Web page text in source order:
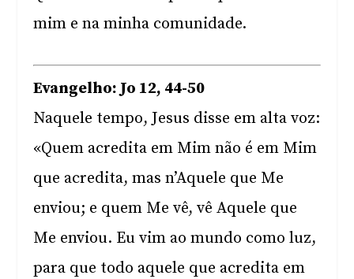
mim e na minha comunidade.
Evangelho: Jo 12, 44-50
Naquele tempo, Jesus disse em alta voz:
«Quem acredita em Mim não é em Mim
que acredita, mas n’Aquele que Me
enviou; e quem Me vê, vê Aquele que
Me enviou. Eu vim ao mundo como luz,
para que todo aquele que acredita em